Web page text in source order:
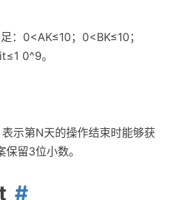
：0<AK≤10；0<BK≤10；
0^9。
示第N天的操作结束时能够获
留3位小数。